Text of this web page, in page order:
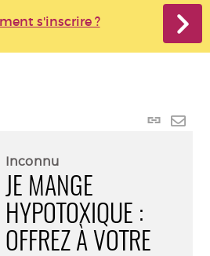
s'inscrire ?
Lien
Inconnu
JE MANGE
HYPOTOXIQUE :
OFFREZ À VOTRE